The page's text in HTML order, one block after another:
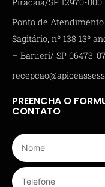
Ponto de
Sagitário, nº 138 13º
– Barueri/ SP 06473-
PREENCHA O
CONTATO